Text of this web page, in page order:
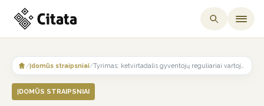
content
/Įdomūs straipsniai/
ĮDOMŪS STRAIPSNIAI